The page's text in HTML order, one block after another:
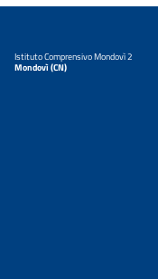
Istituto Comprensivo Mondovì 2
Mondovì (CN)